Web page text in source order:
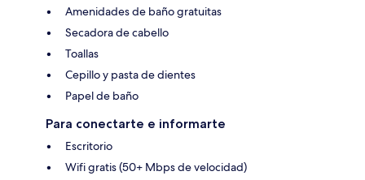
Amenidades de baño gratuitas
Secadora de cabello
Toallas
Cepillo y pasta de dientes
Papel de baño
Para conectarte e informarte
Escritorio
Wifi gratis (50+ Mbps de velocidad)